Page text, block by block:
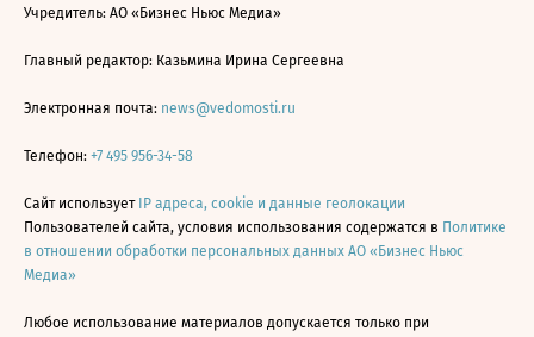
Учредитель: АО «Бизнес Ньюс Медиа»
Главный редактор: Казьмина Ирина Сергеевна
Электронная почта: news@vedomosti.ru
Телефон: +7 495 956-34-58
Сайт использует IP адреса, cookie и данные геолокации
Пользователей сайта, условия использования содержатся в Политике
в отношении обработки персональных данных АО «Бизнес Ньюс
Медиа»
Любое использование материалов допускается только при